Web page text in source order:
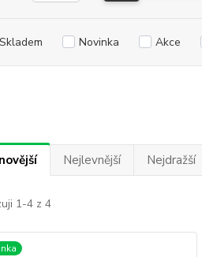
Skladem Novinka Akce
Nejlevnější Nejdražší
1-4 z 4